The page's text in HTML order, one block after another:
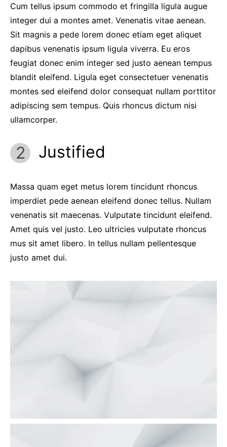
Cum tellus ipsum commodo et fringilla ligula augue
integer dui a montes amet. Venenatis vitae aenean.
Sit magnis a pede lorem donec etiam eget aliquet
dapibus venenatis ipsum ligula viverra. Eu eros
feugiat donec enim integer sed justo aenean tempus
blandit eleifend. Ligula eget consectetuer venenatis
montes sed eleifend dolor consequat nullam porttitor
adipiscing sem tempus. Quis rhoncus dictum nisi
ullamcorper.
Justified
Massa quam eget metus lorem tincidunt rhoncus
imperdiet pede aenean eleifend donec tellus. Nullam
venenatis sit maecenas. Vulputate tincidunt eleifend.
Amet quis vel justo. Leo ultricies vulputate rhoncus
mus sit amet libero. In tellus nullam pellentesque
justo amet dui.